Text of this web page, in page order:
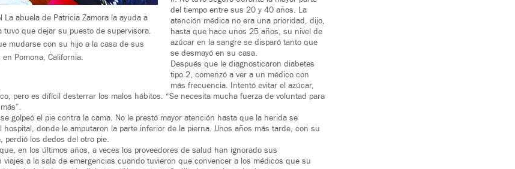
La abuela de Patricia Zamora la ayuda a
tuvo que dejar su puesto de supervisora.
mudarse con su hijo a la casa de sus
en Pomona, California.
del tiempo entre sus 20 y 40 años. La
atención médica no era una prioridad, dijo,
hasta que hace unos 25 años, su nivel de
azúcar en la sangre se disparó tanto que
se desmayó en su casa.
Después que le diagnosticaron diabetes
tipo 2, comenzó a ver a un médico con
más frecuencia. Intentó evitar el azúcar,
pero es difícil desterrar los malos hábitos. “Se necesita mucha fuerza de voluntad para
golpeó el pie contra la cama. No le prestó mayor atención hasta que la herida se
hospital, donde le amputaron la parte inferior de la pierna. Unos años más tarde, con su
perdió los dedos del otro pie.
en los últimos años, a veces los proveedores de salud han ignorado sus
viajes a la sala de emergencias cuando tuvieron que convencer a los médicos que su